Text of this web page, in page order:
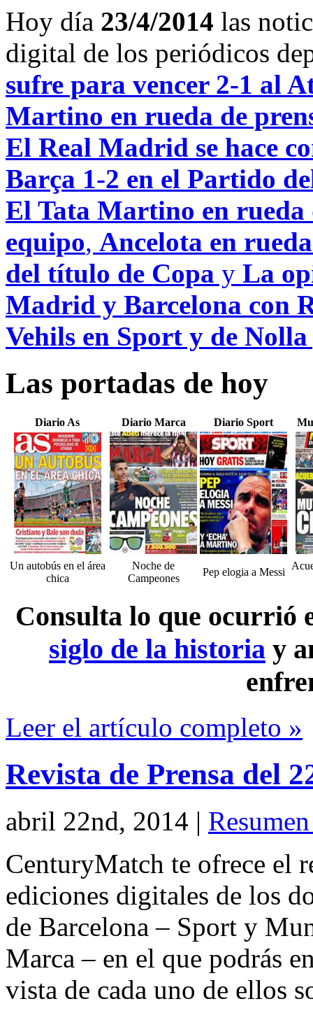
Hoy día 23/4/2014 las
digital de los periódicos
sufre para vencer 2-1 al
Martino en rueda de
El Real Madrid se hace
Barça 1-2 en el Partido
El Tata Martino en rueda
equipo, Ancelota en
del título de Copa y La
Madrid y Barcelona con
Vehils en Sport y de
Las portadas de hoy
Diario As Diario Marca Diario Sport
Un autobús en el área
chica
Noche de
Campeones
Pep elogia a Messi
Consulta lo que ocurrió
siglo de la historia y
Leer el artículo completo »
Revista de Prensa del
abril 22nd, 2014 |
CenturyMatch te ofrece el
ediciones digitales de los
de Barcelona – Sport y
Marca – en el que podrás
vista de cada uno de ellos